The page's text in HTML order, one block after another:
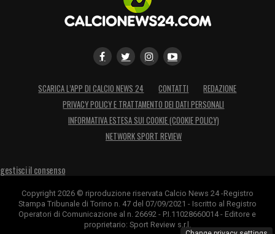
LA PLAYLIST DELLE NOSTRE TOP NEWS
SCARICA L’APP DI CALCIO NEWS 24 CONTATTI
REDAZIONE
PRIVACY POLICY E TRATTAMENTO DEI DATI PERSONALI
INFORMATIVA ESTESA SUI COOKIE (COOKIE POLICY)
NETWORK SPORT REVIEW
gestisci il consenso
Copyright 2026 © riproduzione riservata Calcio News 24 -Registro
Stampa Tribunale di Torino n. 47 del 07/09/2021 - Iscritto al Registro
Operatori di Comunicazione al n. 26692 - P.I.11028660014 - Editore e
proprietario: Sport Review s.r.l.